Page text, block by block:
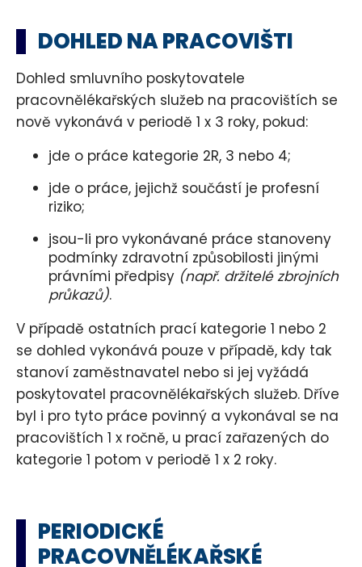
DOHLED NA PRACOVIŠTI
Dohled smluvního poskytovatele
pracovnělékařských služeb na pracovištích se
nově vykonává v periodě 1 x 3 roky, pokud:
jde o práce kategorie 2R, 3 nebo 4;
jde o práce, jejichž součástí je profesní
riziko;
jsou-li pro vykonávané práce stanoveny
podmínky zdravotní způsobilosti jinými
právními předpisy (např. držitelé zbrojních
průkazů).
V případě ostatních prací kategorie 1 nebo 2
se dohled vykonává pouze v případě, kdy tak
stanoví zaměstnavatel nebo si jej vyžádá
poskytovatel pracovnělékařských služeb. Dříve
byl i pro tyto práce povinný a vykonával se na
pracovištích 1 x ročně, u prací zařazených do
kategorie 1 potom v periodě 1 x 2 roky.
PERIODICKÉ
PRACOVNĚLÉKAŘSKÉ